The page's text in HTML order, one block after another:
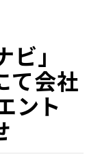
」
て会社
ント